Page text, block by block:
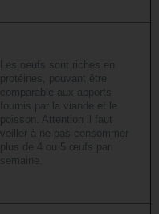
Les oeufs sont riches en
protéines, pouvant être
comparable aux apports
fournis par la viande et le
poisson. Attention il faut
veiller à ne pas consommer
plus de 4 ou 5 œufs par
semaine.